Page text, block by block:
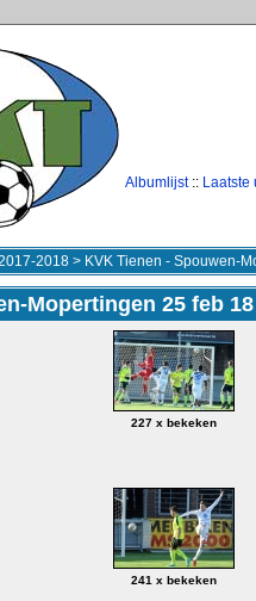
Albumlijst:: Laatste
2018 > KVK Tienen - Spouwen-
Mopertingen 25 feb 18
227 x bekeken
241 x bekeken